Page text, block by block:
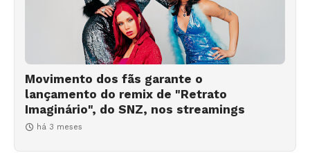
Movimento dos fãs garante o
lançamento do remix de "Retrato
Imaginário", do SNZ, nos streamings
há 3 meses